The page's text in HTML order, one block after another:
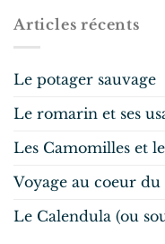
Articles récents
Le potager sauvage
Le romarin et ses
Les Camomilles et
Voyage au coeur
Le Calendula (ou